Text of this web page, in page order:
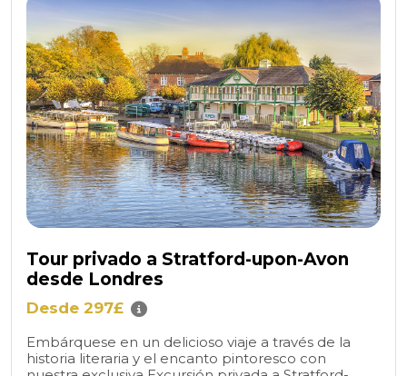
Tour privado a Stratford-upon-Avon
desde Londres
Desde 297£
Embárquese en un delicioso viaje a través de la
historia literaria y el encanto pintoresco con